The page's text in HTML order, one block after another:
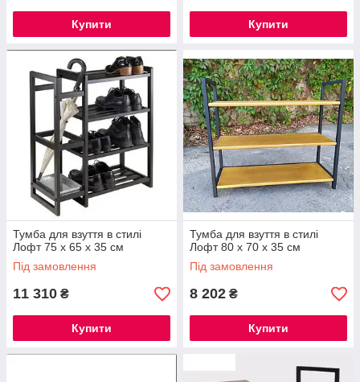
Купити Купити
Тумба для взуття в стилі
Лофт 75 х 65 х 35 см
Під замовлення
11 310 ₴
Купити
Тумба для взуття в стилі
Лофт 80 х 70 х 35 см
Під замовлення
8 202 ₴
Купити